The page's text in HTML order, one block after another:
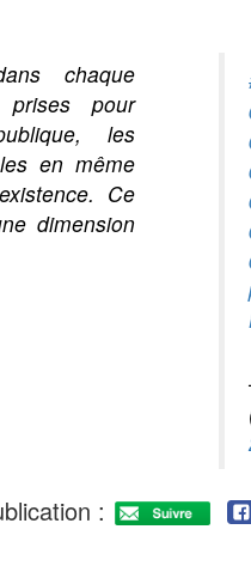
chaque
prises pour
les
en même
Ce
dimension
: